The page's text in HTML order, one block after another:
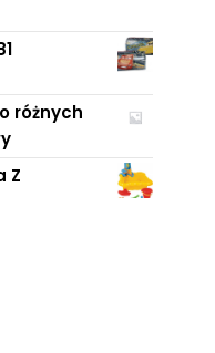
różnych
Z